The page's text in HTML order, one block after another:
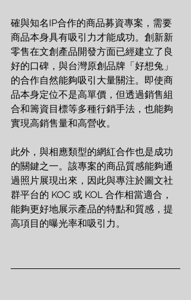
確與知名IP合作的商品募資專案，需要
商品本身具有吸引力才能成功。創新新
零售在文創產品開發方面已經建立了良
好的口碑，與台灣原創品牌「好想兔」
的合作自然能夠吸引大量關注。即使商
品本身定位不是高單價，但透過銷售組
合和籌資目標等多種行銷手法，也能夠
實現高銷售量和高營收。
此外，與相應類型的網紅合作也是成功
的關鍵之一。該專案的商品質感能夠通
過照片展現出來，因此與專注於圖文社
群平台的 KOC 或 KOL 合作相當適合，
能夠更好地展示產品的特點和質感，提
高項目的曝光率和吸引力。